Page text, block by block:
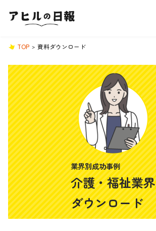
TOP 資料ダウンロード
業界別成功事例
介護・福祉業界
ダウンロード